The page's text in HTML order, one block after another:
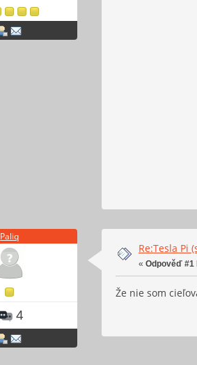
Paliq
4
Re:Tesla Pi
« Odpověď #1
Že nie som